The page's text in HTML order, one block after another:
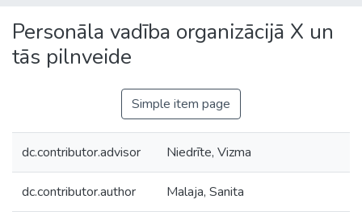
Personāla vadība organizācijā X un
tās pilnveide
Simple item page
dc.contributor.advisor Niedrīte, Vizma
dc.contributor.author Malaja, Sanita